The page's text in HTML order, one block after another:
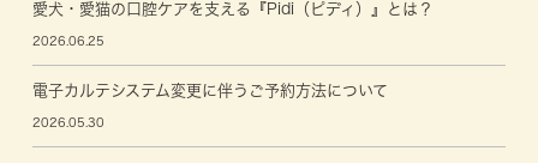
愛犬・愛猫の口腔ケアを支える『Pidi（ピディ）』とは？
2026.06.25
電子カルテシステム変更に伴うご予約方法について
2026.05.30